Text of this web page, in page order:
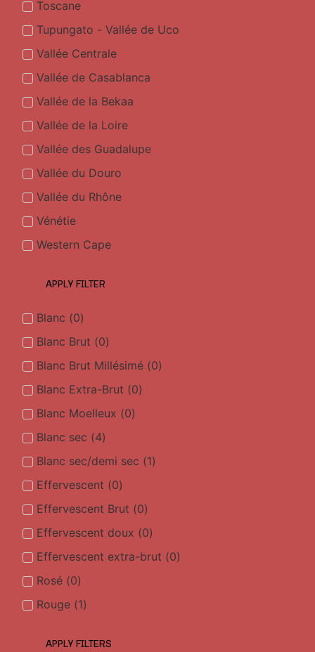
Toscane
Tupungato - Vallée de Uco
Vallée Centrale
Vallée de Casablanca
Vallée de la Bekaa
Vallée de la Loire
Vallée des Guadalupe
Vallée du Douro
Vallée du Rhône
Vénétie
Western Cape
APPLY FILTER
Blanc (0)
Blanc Brut (0)
Blanc Brut Millésimé (0)
Blanc Extra-Brut (0)
Blanc Moelleux (0)
Blanc sec (4)
Blanc sec/demi sec (1)
Effervescent (0)
Effervescent Brut (0)
Effervescent doux (0)
Effervescent extra-brut (0)
Rosé (0)
Rouge (1)
APPLY FILTERS